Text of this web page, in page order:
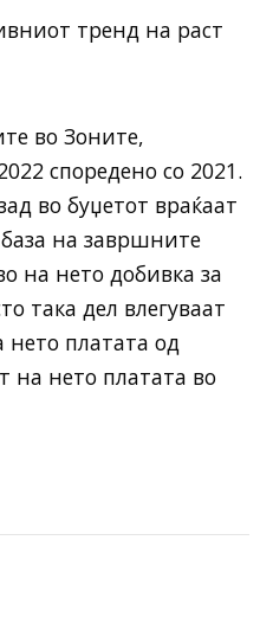
тренд на раст
во Зоните,
споредено со 2021.
во буџетот враќаат
на завршните
на нето добивка за
така дел влегуваат
платата од
на нето платата во